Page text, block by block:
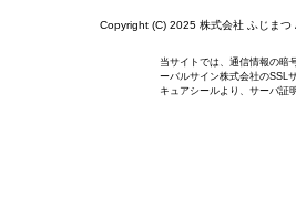
Copyright (C) 2025 株式会社 ふじまつ
当サイトでは、通信情報の暗
ーバルサイン株式会社のSSL
キュアシールより、サーバ証